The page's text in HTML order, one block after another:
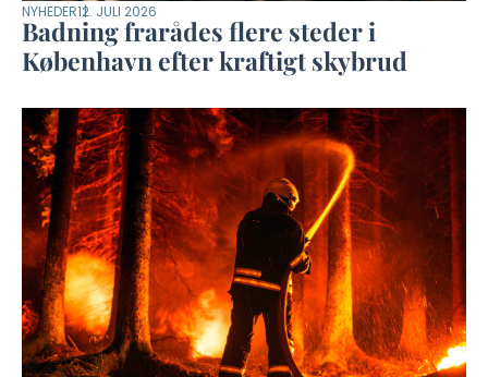
NYHEDER12. JULI 2026
Badning frarådes flere steder i
København efter kraftigt skybrud